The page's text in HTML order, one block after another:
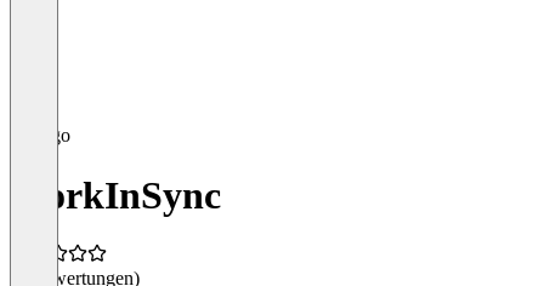
WorkInSync
(0 Bewertungen)